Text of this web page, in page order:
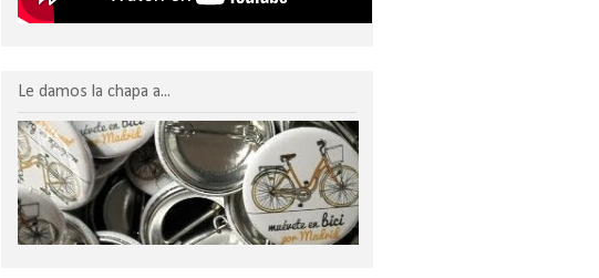
Le damos la chapa a...